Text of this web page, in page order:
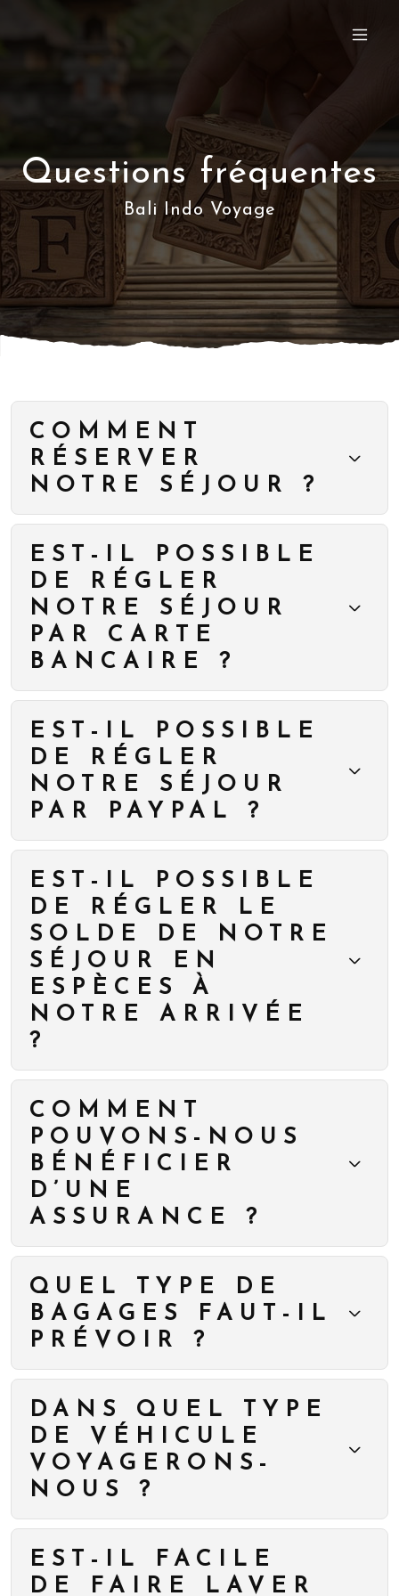
Questions fréquentes
Bali Indo Voyage
COMMENT
RÉSERVER
NOTRE SÉJOUR ?
EST-IL POSSIBLE
DE RÉGLER
NOTRE SÉJOUR
PAR CARTE
BANCAIRE ?
EST-IL POSSIBLE
DE RÉGLER
NOTRE SÉJOUR
PAR PAYPAL ?
EST-IL POSSIBLE
DE RÉGLER LE
SOLDE DE NOTRE
SÉJOUR EN
ESPÈCES À
NOTRE ARRIVÉE
?
COMMENT
POUVONS-NOUS
BÉNÉFICIER
D’UNE
ASSURANCE ?
QUEL TYPE DE
BAGAGES FAUT-IL
PRÉVOIR ?
DANS QUEL TYPE
DE VÉHICULE
VOYAGERONS-
NOUS ?
EST-IL FACILE
DE FAIRE LAVER